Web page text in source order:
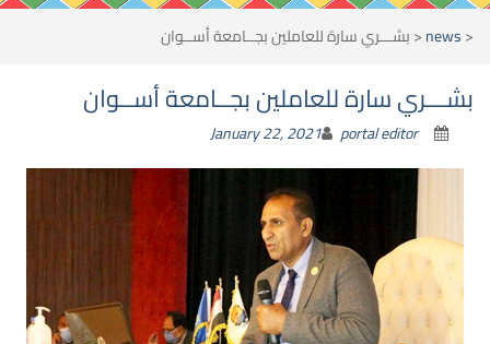
<
news
<بشـــري سارة للعاملين بجــامعة أســوان
بشـــري سارة للعاملين بجــامعة أســوان
January 22, 2021 portal editor